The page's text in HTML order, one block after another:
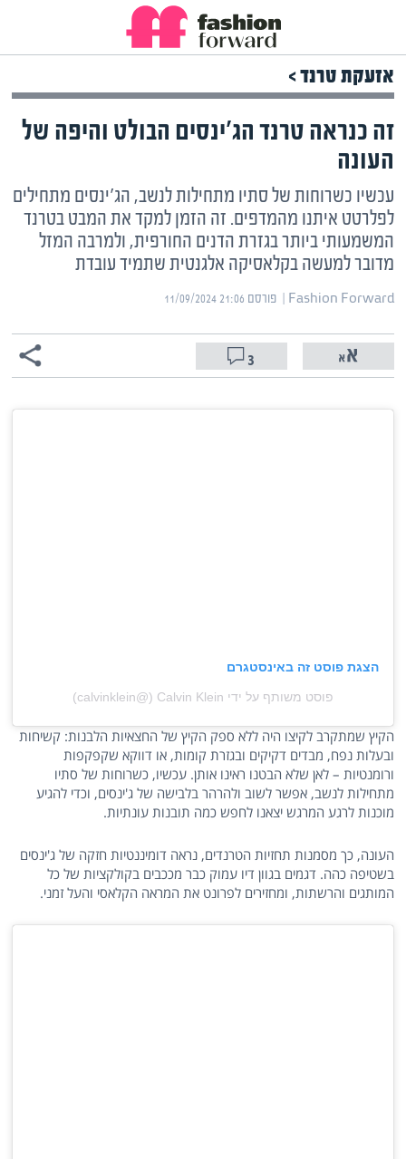
אזעקת טרנד >
זה כנראה טרנד הג'ינסים הבולט והיפה של
העונה
עכשיו כשרוחות של סתיו מתחילות לנשב, הג'ינסים מתחילים
לפלרטט איתנו מהמדפים. זה הזמן למקד את המבט בטרנד
המשמעותי ביותר בגזרת הדנים החורפית, ולמרבה המזל
מדובר למעשה בקלאסיקה אלגנטית שתמיד עובדת
Fashion Forward | ‏ פורסם ‎11/09/2024 21:06
3
הצגת פוסט זה באינסטגרם
פוסט משותף על ידי ‏‎Calvin Klein‎‏ (@‏‎calvinklein‎‏)
הקיץ שמתקרב לקיצו היה ללא ספק הקיץ של החצאיות הלבנות: קשיחות
ובעלות נפח, מבדים דקיקים ובגזרת קומות, או דווקא שקפקפות
ורומנטיות – לאן שלא הבטנו ראינו אותן. עכשיו, כשרוחות של סתיו
מתחילות לנשב, אפשר לשוב ולהרהר בלבישה של ג'ינסים, וכדי להגיע
מוכנות לרגע המרגש יצאנו לחפש כמה תובנות עונתיות.
העונה, כך מסמנות תחזיות הטרנדים, נראה דומיננטיות חזקה של ג'ינסים
בשטיפה כהה. דגמים בגוון דיו עמוק כבר מככבים בקולקציות של כל
המותגים והרשתות, ומחזירים לפרונט את המראה הקלאסי והעל זמני.